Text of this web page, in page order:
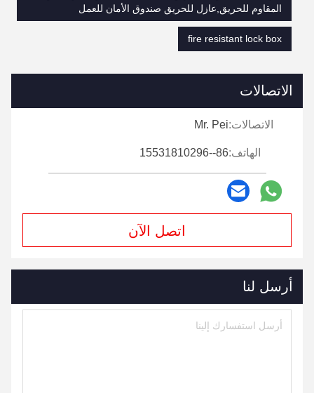
المقاوم للحريق,عازل للحريق صندوق الأمان للعمل
fire resistant lock box
الاتصالات
الاتصالات:Mr. Pei
الهاتف:86--15531810296
اتصل الآن
أرسل لنا